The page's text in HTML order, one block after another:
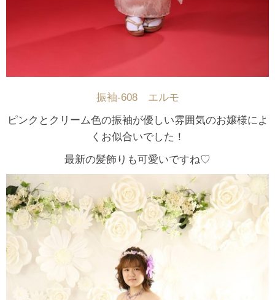
振袖-608 エルモ
ピンクとクリーム色の振袖が優しい雰囲気のお嬢様によ
くお似合いでした！
最新の髪飾りも可愛いですね♡